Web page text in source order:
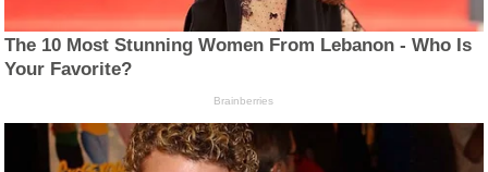
The 10 Most Stunning Women From Lebanon - Who Is
Your Favorite?
Brainberries